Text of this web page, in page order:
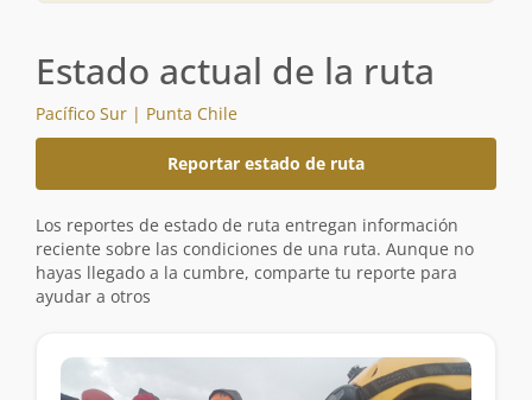
Estado actual de la ruta
Pacífico Sur | Punta Chile
Reportar estado de ruta
Los reportes de estado de ruta entregan información
reciente sobre las condiciones de una ruta. Aunque no
hayas llegado a la cumbre, comparte tu reporte para
ayudar a otros